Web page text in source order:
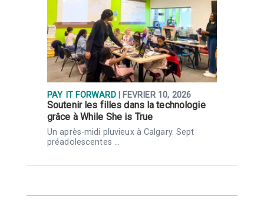
PAY IT FORWARD | FÉVRIER 10, 2026
Soutenir les filles dans la technologie
grâce à While She is True
Un après-midi pluvieux à Calgary. Sept
préadolescentes …